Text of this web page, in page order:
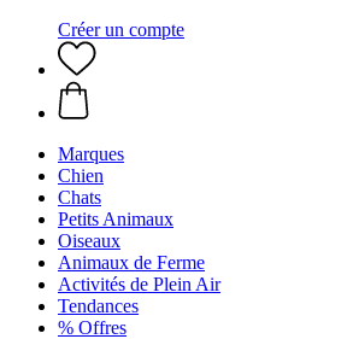
Créer un compte
Marques
Chien
Chats
Petits Animaux
Oiseaux
Animaux de Ferme
Activités de Plein Air
Tendances
% Offres